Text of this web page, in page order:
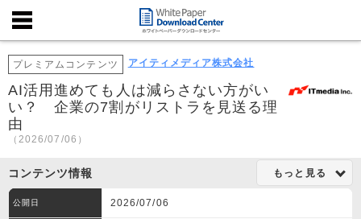
プレミアムコンテンツ アイティメディア株式会社
AI活用進めても人は減らさない方がい
い？ 企業の7割がリストラを見送る理
由
（2026/07/06）
コンテンツ情報 もっと見る
公開日 2026/07/06